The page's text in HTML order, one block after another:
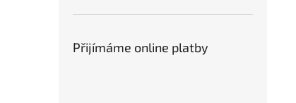
Přijímáme online platby